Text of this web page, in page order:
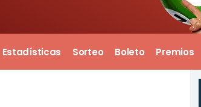
Estadísticas Sorteo Boleto Premios